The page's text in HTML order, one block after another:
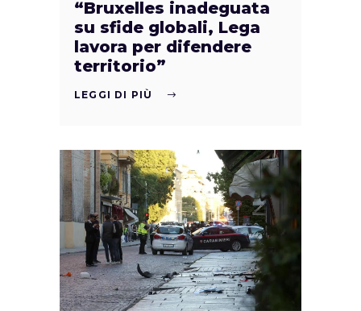
“Bruxelles inadeguata
su sfide globali, Lega
lavora per difendere
territorio”
LEGGI DI PIÙ